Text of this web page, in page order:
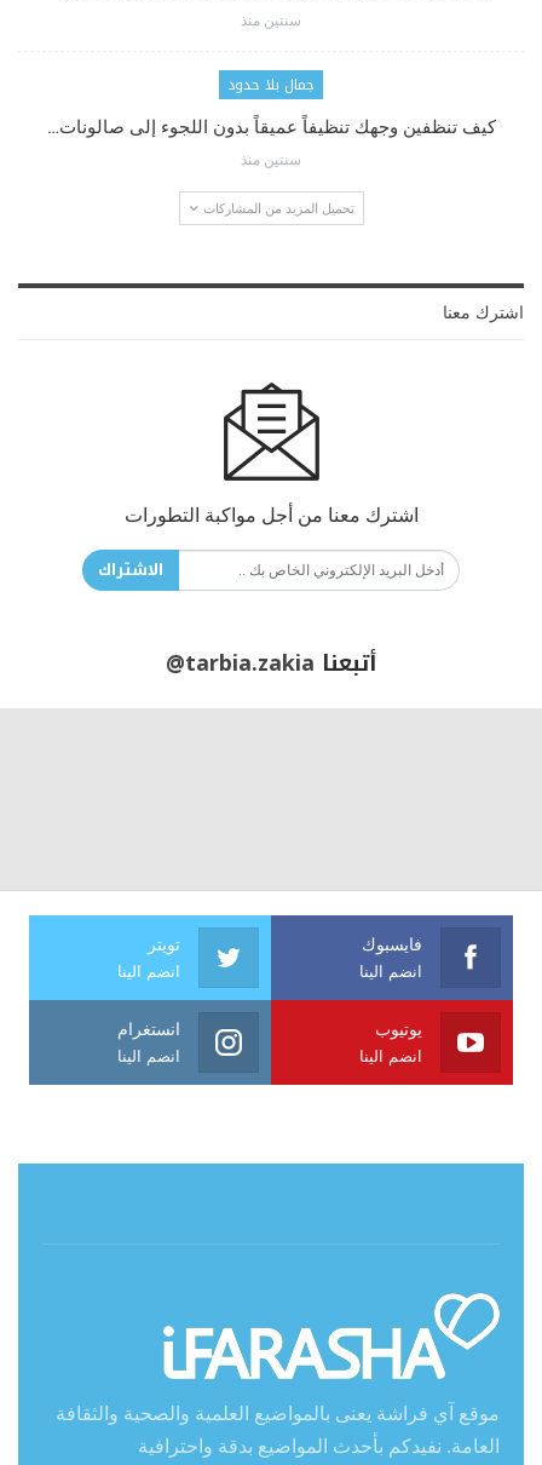
سنتين منذ
جمال بلا حدود
كيف تنظفين وجهك تنظيفاً عميقاً بدون اللجوء إلى صالونات…
سنتين منذ
تحميل المزيد من المشاركات
اشترك معنا
اشترك معنا من أجل مواكبة التطورات
الاشتراك
أتبعنا @tarbia.zakia
فايسبوك
انضم الينا
تويتر
انضم الينا
يوتيوب
انضم الينا
انستغرام
انضم الينا
موقع آي فراشة يعنى بالمواضيع العلمية والصحية والثقافة
العامة. نفيدكم بأحدث المواضيع بدقة واحترافية